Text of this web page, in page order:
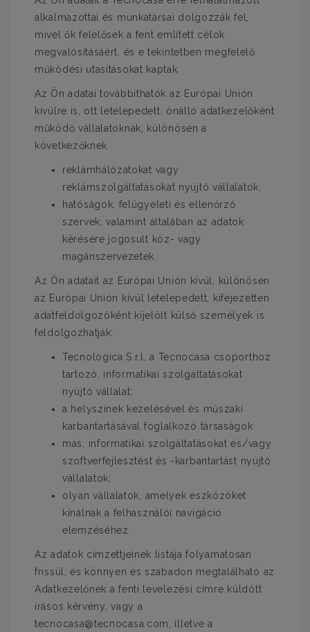
alkalmazottai és munkatársai dolgozzák fel,
mivel ők felelősek a fent említett célok
megvalósításáért, és e tekintetben megfelelő
működési utasításokat kaptak
Az Ön adatai továbbíthatók az Európai Unión
kívülre is, ott letelepedett, önálló adatkezelőként
működő vállalatoknak, különösen a
következőknek
reklámhálózatokat vagy
reklámszolgáltatásokat nyújtó vállalatok;
hatóságok, felügyeleti és ellenőrző
szervek, valamint általában az adatok
kérésére jogosult köz- vagy
magánszervezetek.
Az Ön adatait az Európai Unión kívül, különösen
az Európai Unión kívül letelepedett, kifejezetten
adatfeldolgozóként kijelölt külső személyek is
feldolgozhatják:
Tecnologica S.r.l. a Tecnocasa csoporthoz
tartozó, informatikai szolgáltatásokat
nyújtó vállalat;
a helyszínek kezelésével és műszaki
karbantartásával foglalkozó társaságok
más, informatikai szolgáltatásokat és/vagy
szoftverfejlesztést és -karbantartást nyújtó
vállalatok;
olyan vállalatok, amelyek eszközöket
kínálnak a felhasználói navigáció
elemzéséhez.
Az adatok címzettjeinek listája folyamatosan
frissül, és könnyen és szabadon megtalálható az
Adatkezelőnek a fenti levelezési címre küldött
írásos kérvény, vagy a
tecnocasa@tecnocasa.com, illetve a